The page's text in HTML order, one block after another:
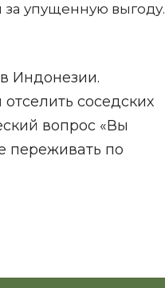
упущенную выгоду.
Индонезии.
соседских
вопрос «Вы
переживать по